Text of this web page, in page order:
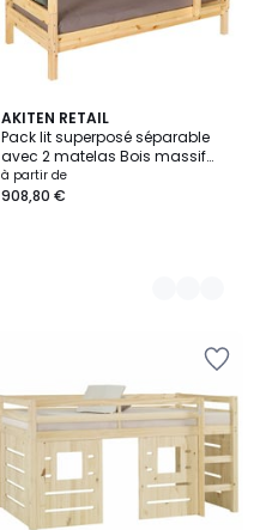
AKITEN RETAIL
Pack lit superposé séparable
avec 2 matelas Bois massif
AARON
à partir de
908,80 €
3
Couleurs